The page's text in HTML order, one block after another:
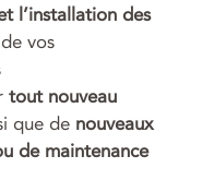
l’installation des
vos
tout nouveau
que de nouveaux
de maintenance